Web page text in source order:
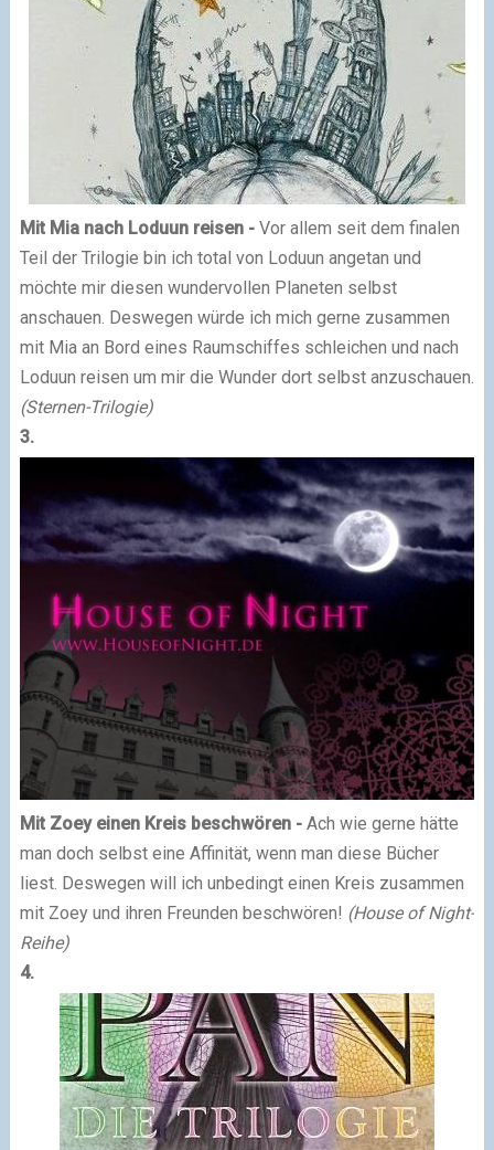
Mit Mia nach Loduun reisen - Vor allem seit dem finalen
Teil der Trilogie bin ich total von Loduun angetan und
möchte mir diesen wundervollen Planeten selbst
anschauen. Deswegen würde ich mich gerne zusammen
mit Mia an Bord eines Raumschiffes schleichen und nach
Loduun reisen um mir die Wunder dort selbst anzuschauen.
(Sternen-Trilogie)
3.
Mit Zoey einen Kreis beschwören - Ach wie gerne hätte
man doch selbst eine Affinität, wenn man diese Bücher
liest. Deswegen will ich unbedingt einen Kreis zusammen
mit Zoey und ihren Freunden beschwören! (House of Night-
Reihe)
4.